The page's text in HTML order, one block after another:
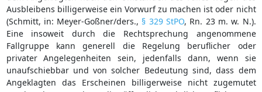
Ausbleibens billigerweise ein Vorwurf zu machen ist oder nicht
(Schmitt, in: Meyer-Goßner/ders., § 329 StPO, Rn. 23 m. w. N.).
Eine insoweit durch die Rechtsprechung angenommene
Fallgruppe kann generell die Regelung beruflicher oder
privater Angelegenheiten sein, jedenfalls dann, wenn sie
unaufschiebbar und von solcher Bedeutung sind, dass dem
Angeklagten das Erscheinen billigerweise nicht zugemutet